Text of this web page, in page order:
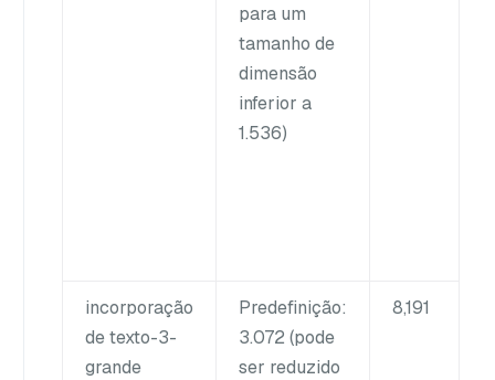
para um
tamanho de
dimensão
inferior a
1.536)
incorporação
de texto-3-
grande
Predefinição:
3.072 (pode
ser reduzido
8,191